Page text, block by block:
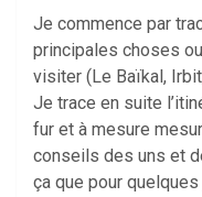
Je commence par
principales choses
visiter (Le Baïkal,
Je trace en suite
fur et à mesure
conseils des uns et
ça que pour quelques